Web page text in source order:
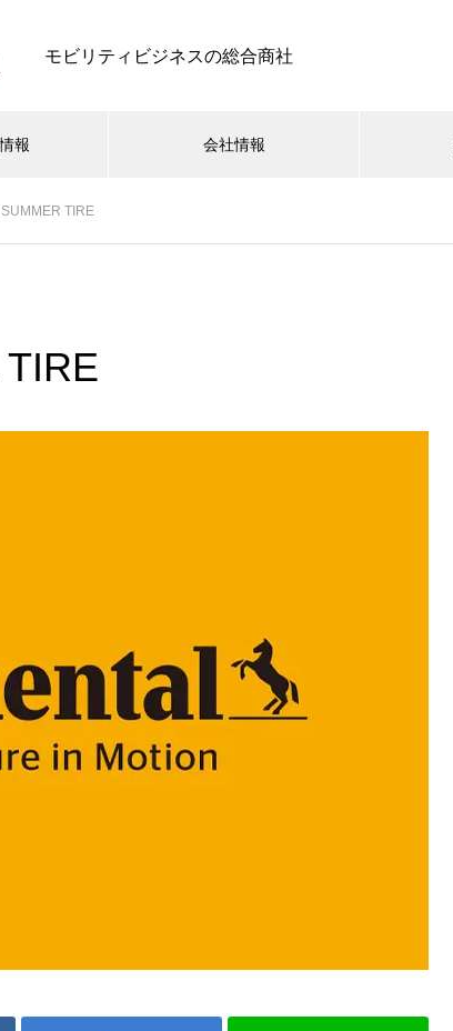
モビリティビジネスの総合商社
報 会社情報
オイル関連
GS YUASA 欧州車専用 高性能
バッテリー GYXシリーズ
TIRE